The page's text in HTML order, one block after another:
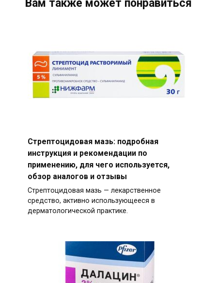
Вам также может понравиться
Стрептоцидовая мазь: подробная
инструкция и рекомендации по
применению, для чего используется,
обзор аналогов и отзывы
Стрептоцидовая мазь — лекарственное
средство, активно использующееся в
дерматологической практике.